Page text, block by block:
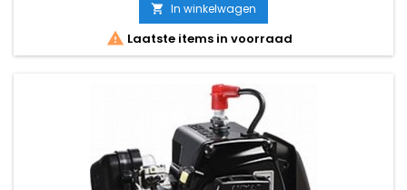
 In winkelwagen
 Laatste items in voorraad